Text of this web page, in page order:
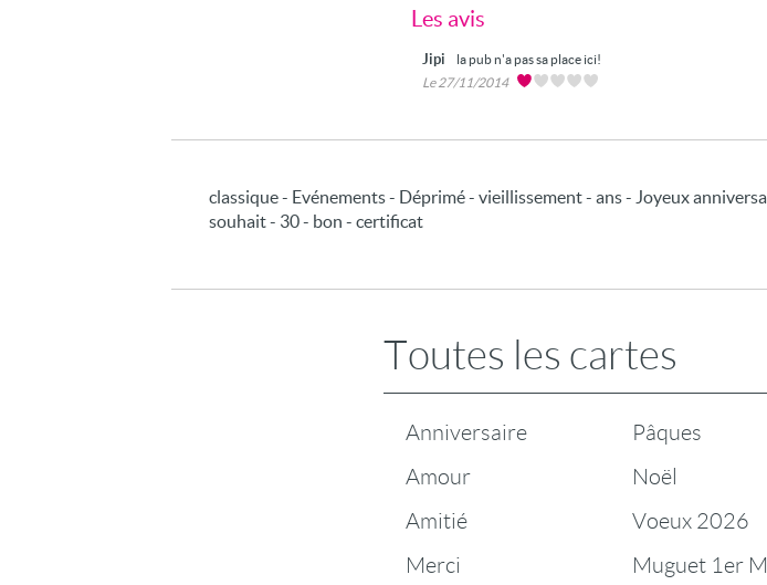
Les avis
Jipi
la pub n'a pas sa place ici!
Le 27/11/2014
classique - Evénements - Déprimé - vieillissement - ans - Joyeux
souhait - 30 - bon - certificat
Toutes les cartes
Anniversaire
Amour
Amitié
Merci
Pâques
Noël
Voeux 2026
Muguet 1er